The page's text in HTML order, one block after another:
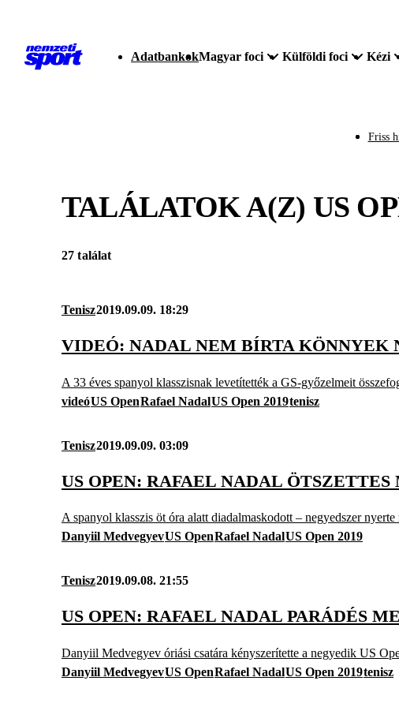
AdatbankokMagyar foci Külföldi foci Kézi
Friss
TALÁLATOK A(Z) US
27 találat
Tenisz2019.09.09. 18:29
VIDEÓ: NADAL NEM BÍRTA KÖNNYEK
A 33 éves spanyol klasszisnak levetítették a GS-győzelmeit
videóUS OpenRafael NadalUS Open 2019tenisz
Tenisz2019.09.09. 03:09
US OPEN: RAFAEL NADAL
A spanyol klasszis öt óra alatt diadalmaskodott – negyedszer
Danyiil MedvegyevUS OpenRafael NadalUS Open 2019
Tenisz2019.09.08. 21:55
US OPEN: RAFAEL NADAL PARÁDÉS
Danyiil Medvegyev óriási csatára kényszerítette a negyedik US
Danyiil MedvegyevUS OpenRafael NadalUS Open 2019tenisz